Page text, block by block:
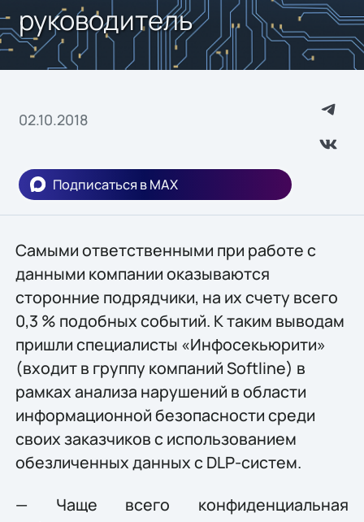
руководитель
02.10.2018
Подписаться в MAX
Самыми ответственными при работе с
данными компании оказываются
сторонние подрядчики, на их счету всего
0,3 % подобных событий. К таким выводам
пришли специалисты «Инфосекьюрити»
(входит в группу компаний Softline) в
рамках анализа нарушений в области
информационной безопасности среди
своих заказчиков с использованием
обезличенных данных с DLP-систем.
— Чаще всего конфиденциальная